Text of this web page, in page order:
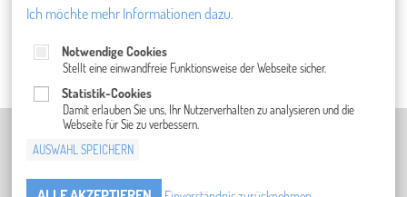
IMPRESSUM DATENSCHUTZ
AGB
COMPLIANCE
HINWEISGEBERSYSTEM
KONTAKT
Ich möchte mehr Informationen dazu.
Notwendige Cookies
Stellt eine einwandfreie Funktionsweise der Webseite sicher.
Statistik-Cookies
Damit erlauben Sie uns, Ihr Nutzerverhalten zu analysieren und die
Webseite für Sie zu verbessern.
AUSWAHL SPEICHERN